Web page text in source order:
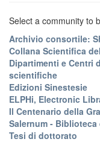
Select a community to
Archivio consortile:
Collana Scientifica
Dipartimenti e Centri
scientifiche
Edizioni Sinestesie
ELPHi, Electronic
Il Centenario della
Salernum -
Tesi di dottorato